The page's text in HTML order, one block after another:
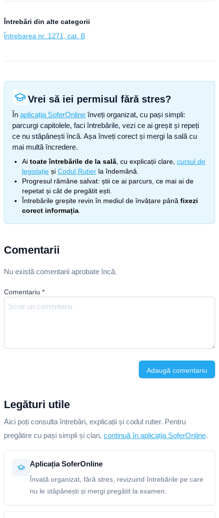
Întrebări din alte categorii
Întrebarea nr. 1271, cat. B
Vrei să iei permisul fără stres?
În aplicația SoferOnline înveți organizat, cu pași simpli:
parcurgi capitolele, faci întrebările, vezi ce ai greșit și repeți
ce nu stăpânești încă. Așa înveți corect și mergi la sală cu
mai multă încredere.
Ai toate întrebările de la sală , cu explicații clare, cursul de
legislație și Codul Rutier la îndemână.
Progresul rămâne salvat: știi ce ai parcurs, ce mai ai de
repetat și cât de pregătit ești.
Întrebările greșite revin în mediul de învățare până fixezi
corect informația
Comentarii
Nu există comentarii aprobate încă.
Comentariu *
Adaugă comentariu
Legături utile
Aici poți consulta întrebări, explicații și codul rutier. Pentru
pregătire cu pași simpli și clari, continuă în aplicația SoferOnline.
Aplicația SoferOnline
Învață organizat, fără stres, revizuind întrebările pe care
nu le stăpânești și mergi pregătit la examen.